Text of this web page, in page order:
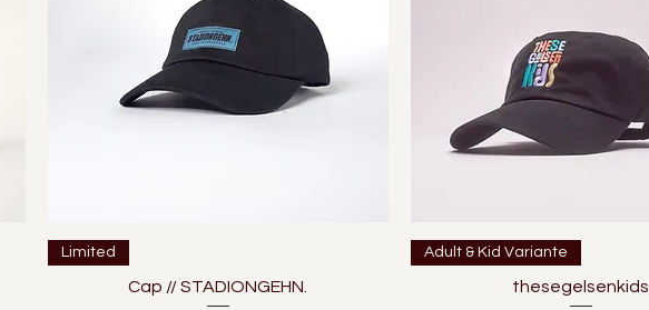
Limited
Cap // STADIONGEHN.
Schnellansicht
Adult & Kid Variante
thesegelsenkids